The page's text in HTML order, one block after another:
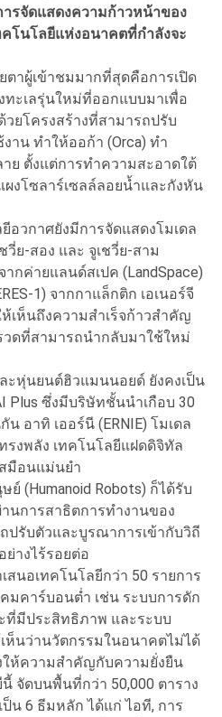
รจัดแสดงความก้าวหน้าของ
โนโลยีแห่งอนาคตที่กำลังจะ
าผู้เข้าชมมากที่สุดคือการเปิด
ทะเลรุ่นใหม่ที่ออกแบบมาเพื่อ
ยโครงสร้างที่สามารถปรับ
าน ทำให้ออก้า (Orca) ทำ
ย ตั้งแต่การทำความสะอาดใต้
ผงโซลาร์เซลล์ลอยน้ำและกังหัน
อวกาศยังมีการจัดแสดงโมเดล
วี่ย-สอง และ จูเชวี่ย-สาม
ากค่ายแลนด์สเปค (LandSpace)
1) จากกาแล็กติก เอเนอร์จี
ห้เห็นถึงความสำเร็จก้าวสำคัญ
ดที่สามารถนำกลับมาใช้ใหม่
ะหุ่นยนต์ฮิวแมนนอยด์ ยังคงเป็น
Plus ซึ่งมีบริษัทชั้นนำเกือบ 30
อาทิ เออร์นี (ERNIE) โมเดล
งพลัง เทคโนโลยีแฝดดิจิทัล
สมือนแม่นยำ
(Humanoid Robots) ก็ได้รับ
นการสาธิตการทำงานของ
ปรับตัวและบูรณาการเข้ากับวิถี
างไร้รอยต่อ
นอเทคโนโลยีกว่า 50 รายการ
มคาร์บอนต่ำ เช่น ระบบการดัก
ที่มีประสิทธิภาพ และระบบ
ห็นว่านวัตกรรมในอนาคตไม่ได้
ให้ความสำคัญกับความยั่งยืน
จัดบนพื้นที่กว่า 50,000 ตาราง
น 6 ธีมหลัก ได้แก่ ไอที, การ